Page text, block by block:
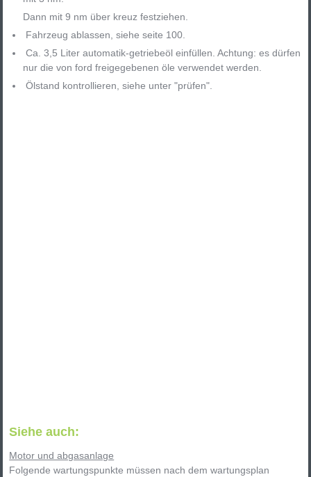
Dann mit 9 nm über kreuz festziehen.
Fahrzeug ablassen, siehe seite 100.
Ca. 3,5 Liter automatik-getriebeöl einfüllen. Achtung: es dürfen
nur die von ford freigegebenen öle verwendet werden.
Ölstand kontrollieren, siehe unter "prüfen".
Siehe auch:
Motor und abgasanlage
Folgende wartungspunkte müssen nach dem wartungsplan